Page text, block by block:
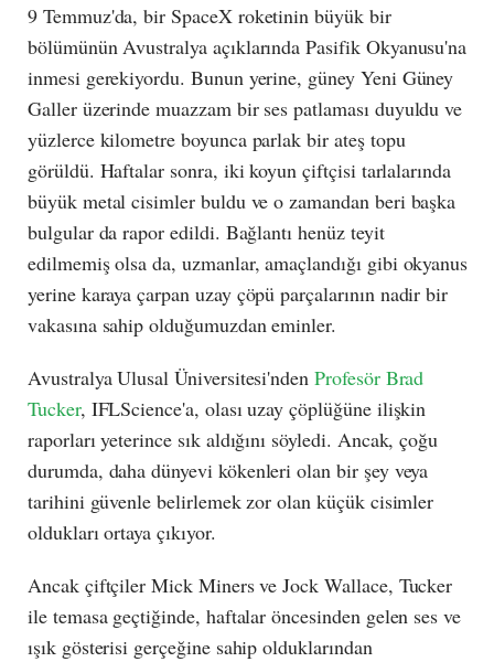
9 Temmuz'da, bir SpaceX roketinin büyük bir
bölümünün Avustralya açıklarında Pasifik Okyanusu'na
inmesi gerekiyordu. Bunun yerine, güney Yeni Güney
Galler üzerinde muazzam bir ses patlaması duyuldu ve
yüzlerce kilometre boyunca parlak bir ateş topu
görüldü. Haftalar sonra, iki koyun çiftçisi tarlalarında
büyük metal cisimler buldu ve o zamandan beri başka
bulgular da rapor edildi. Bağlantı henüz teyit
edilmemiş olsa da, uzmanlar, amaçlandığı gibi okyanus
yerine karaya çarpan uzay çöpü parçalarının nadir bir
vakasına sahip olduğumuzdan eminler.
Avustralya Ulusal Üniversitesi'ndenProfesör Brad
Tucker, IFLScience'a, olası uzay çöplüğüne ilişkin
raporları yeterince sık aldığını söyledi. Ancak, çoğu
durumda, daha dünyevi kökenleri olan bir şey veya
tarihini güvenle belirlemek zor olan küçük cisimler
oldukları ortaya çıkıyor.
Ancak çiftçiler Mick Miners ve Jock Wallace, Tucker
ile temasa geçtiğinde, haftalar öncesinden gelen ses ve
ışık gösterisi gerçeğine sahip olduklarından